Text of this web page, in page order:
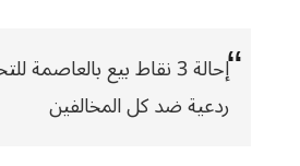
إحالة 3 نقاط بيع
ردعية ضد كل المخالفين